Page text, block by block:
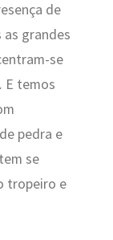
de
grandes
se
E temos
pedra e
se
tropeiro e